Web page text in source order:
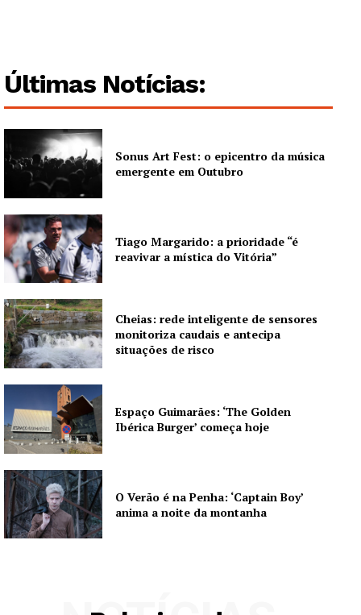
Últimas Notícias:
Sonus Art Fest: o epicentro da música
emergente em Outubro
Tiago Margarido: a prioridade “é
reavivar a mística do Vitória”
Cheias: rede inteligente de sensores
monitoriza caudais e antecipa
situações de risco
Espaço Guimarães: ‘The Golden
Ibérica Burger’ começa hoje
O Verão é na Penha: ‘Captain Boy’
anima a noite da montanha